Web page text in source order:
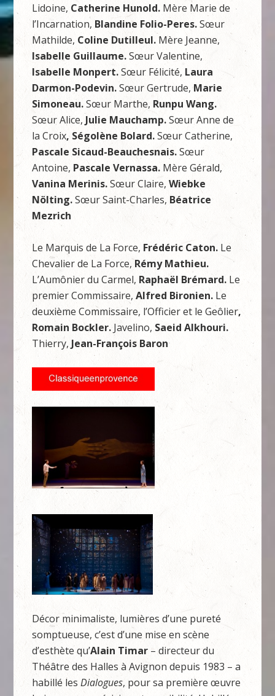
Lidoine, Catherine Hunold. Mère Marie de
l’Incarnation, Blandine Folio-Peres.Sœur
Mathilde, Coline Dutilleul. Mère Jeanne,
Isabelle Guillaume.Sœur Valentine,
Isabelle Monpert.Sœur Félicité, Laura
Darmon-Podevin.Sœur Gertrude, Marie
Simoneau.Sœur Marthe, Runpu Wang.
Sœur Alice, Julie Mauchamp.Sœur Anne de
la Croix, Ségolène Bolard.Sœur Catherine,
Pascale Sicaud-Beauchesnais.Sœur
Antoine, Pascale Vernassa. Mère Gérald,
Vanina Merinis.Sœur Claire,Wiebke
Nölting.Sœur Saint-Charles, Béatrice
Mezrich
Le Marquis de La Force, Frédéric Caton. Le
Chevalier de La Force,Rémy Mathieu.
L’Aumônier du Carmel, Raphaël Brémard. Le
premier Commissaire,Alfred Bironien. Le
deuxième Commissaire, l’Officier et le Geôlier,
Romain Bockler. Javelino, Saeid Alkhouri.
Thierry, Jean-François Baron
Décor minimaliste, lumières d’une pureté
somptueuse, c’est d’une mise en scène
d’esthète qu’Alain Timar – directeur du
Théâtre des Halles à Avignon depuis 1983 – a
habillé lesDialogues, pour sa première œuvre